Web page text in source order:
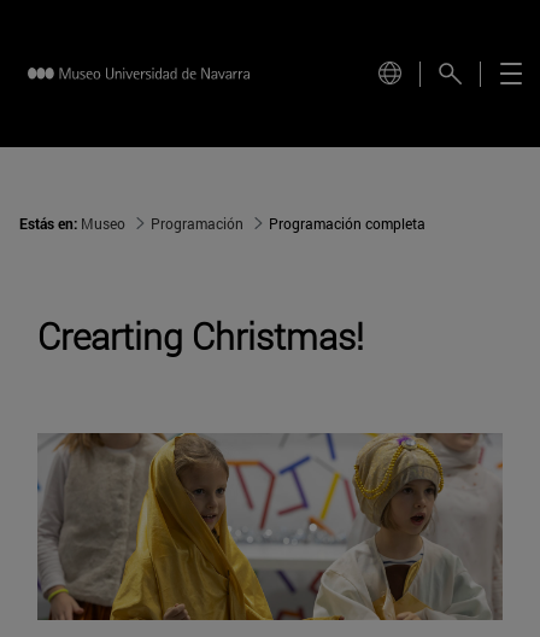
Estás en: Museo Programación Programación completa
Crearting Christmas!